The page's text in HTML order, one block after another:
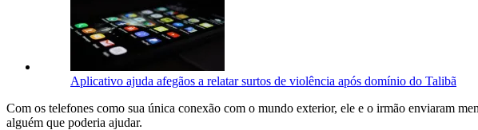
Aplicativo ajuda afegãos a relatar surtos de violência após domínio do Talibã
Com os telefones como sua única conexão com o mundo exterior, ele e o irmão enviaram
alguém que poderia ajudar.